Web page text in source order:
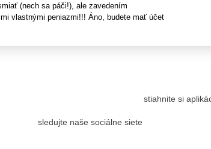
(nech sa páči!), ale zavedením
vlastnými peniazmi!!! Áno, budete mať účet
sledujte naše sociálne siete
stiahnite si